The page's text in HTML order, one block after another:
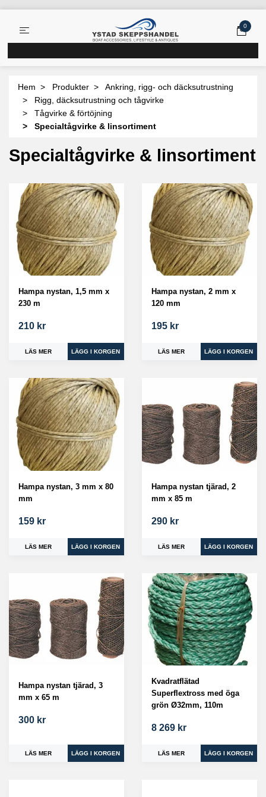
0
Hem Produkter
Ankring, rigg- och däcksutrustning
Rigg, däcksutrustning och tågvirke
Tågvirke & förtöjning
Specialtågvirke & linsortiment
Specialtågvirke & linsortiment
Hampa nystan, 1,5 mm x
230 m
210 kr
LÄS MER
Hampa nystan, 2 mm x
120 mm
195 kr
LÄS MER
Hampa nystan, 3 mm x 80
mm
159 kr
LÄS MER
Hampa nystan tjärad, 2
mm x 85 m
290 kr
LÄS MER
Hampa nystan tjärad, 3
mm x 65 m
300 kr
LÄS MER
Kvadratflätad
Superflextross med öga
grön Ø32mm, 110m
8 269 kr
LÄS MER